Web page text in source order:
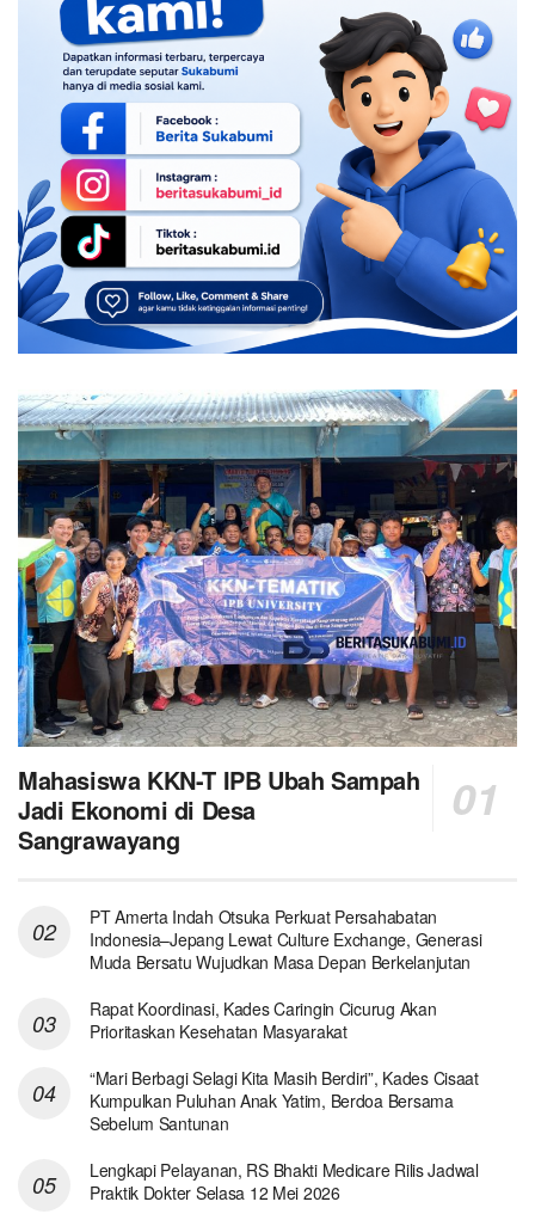
Mahasiswa KKN-T IPB Ubah Sampah
Jadi Ekonomi di Desa
Sangrawayang
PT Amerta Indah Otsuka Perkuat Persahabatan
Indonesia–Jepang Lewat Culture Exchange, Generasi
Muda Bersatu Wujudkan Masa Depan Berkelanjutan
Rapat Koordinasi, Kades Caringin Cicurug Akan
Prioritaskan Kesehatan Masyarakat
“Mari Berbagi Selagi Kita Masih Berdiri”, Kades Cisaat
Kumpulkan Puluhan Anak Yatim, Berdoa Bersama
Sebelum Santunan
Lengkapi Pelayanan, RS Bhakti Medicare Rilis Jadwal
Praktik Dokter Selasa 12 Mei 2026